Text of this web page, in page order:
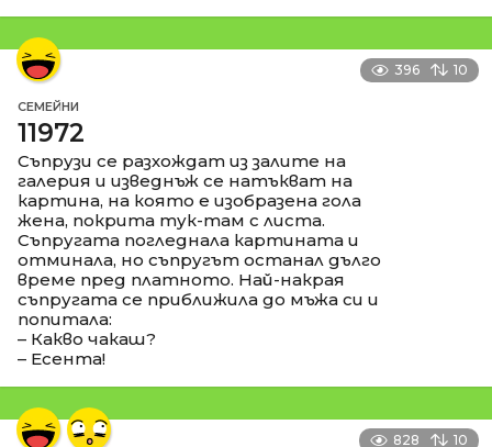
396 10
СЕМЕЙНИ
11972
Съпрузи се разхождат из залите на
галерия и изведнъж се натъкват на
картина, на която е изобразена гола
жена, покрита тук-там с листа.
Съпругата погледнала картината и
отминала, но съпругът останал дълго
време пред платното. Най-накрая
съпругата се приближила до мъжа си и
попитала:
– Какво чакаш?
– Есента!
828 10